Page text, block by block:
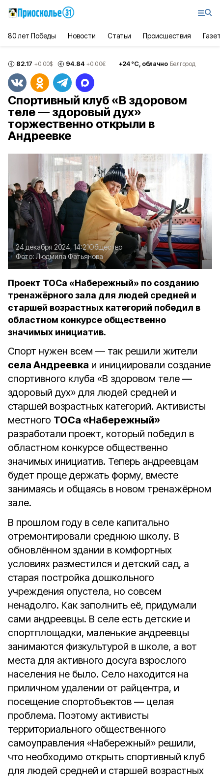
80 лет Победы Новости Статьи Происшествия
82.17 +0.00$ 94.84 +0.00€ +24°С, облачно Белгород
Спортивный клуб «В здоровом
теле — здоровый дух»
торжественно открыли в
Андреевке
24 декабря 2024, 14:21Общество
Фото: Людмила Фатьянова
Проект ТОСа «Набережный» по созданию
тренажёрного зала для людей средней и
старшей возрастных категорий победил в
областном конкурсе общественно
значимых инициатив.
Спорт нужен всем — так решили жители
села Андреевка и инициировали создание
спортивного клуба «В здоровом теле —
здоровый дух» для людей средней и
старшей возрастных категорий. Активисты
местного ТОСа «Набережный»
разработали проект, который победил в
областном конкурсе общественно
значимых инициатив. Теперь андреевцам
будет проще держать форму, вместе
занимаясь и общаясь в новом тренажёрном
зале.
В прошлом году в селе капитально
отремонтировали среднюю школу. В
обновлённом здании в комфортных
условиях разместился и детский сад, а
старая постройка дошкольного
учреждения опустела, но совсем
ненадолго. Как заполнить её, придумали
сами андреевцы. В селе есть детские и
спортплощадки, маленькие андреевцы
занимаются физкультурой в школе, а вот
места для активного досуга взрослого
населения не было. Село находится на
приличном удалении от райцентра, и
посещение спортобъектов — целая
проблема. Поэтому активисты
территориального общественного
самоуправления «Набережный» решили,
что необходимо открыть спортивный клуб
для людей средней и старшей возрастных